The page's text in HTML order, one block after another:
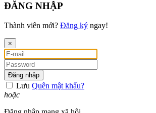
ĐĂNG NHẬP
Thành viên mới? Đăng ký ngay!
×
Đăng nhập
Lưu Quên mật khẩu?
hoặc